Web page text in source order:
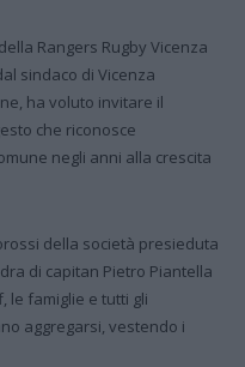
Rangers Rugby Vicenza
sindaco di Vicenza
ha voluto invitare il
che riconosce
negli anni alla crescita
della società presieduta
di capitan Pietro Piantella
le famiglie e tutti gli
aggregarsi, vestendo i